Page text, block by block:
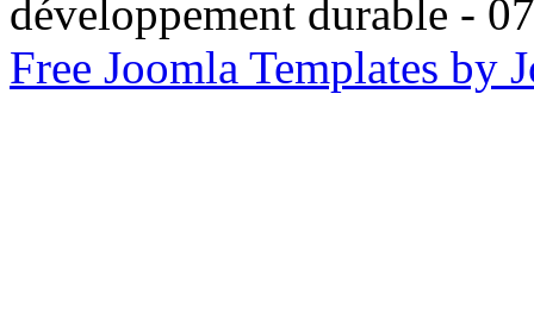
développement durable -
Free Joomla Templates by